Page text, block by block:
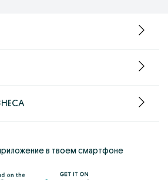
в твоем смартфоне